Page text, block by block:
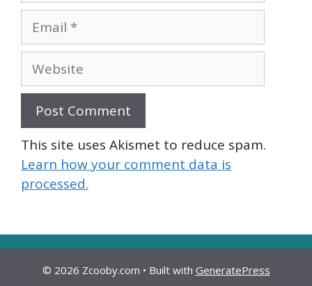
Email
Website
This site uses Akismet to reduce spam.
Learn how your comment data is
processed.
© 2026 Zcooby.com • Built with GeneratePress